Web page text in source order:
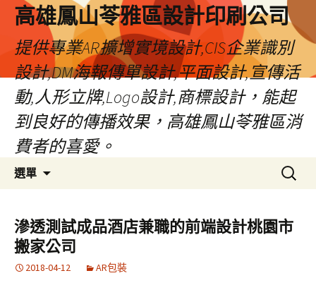
高雄鳳山苓雅區設計印刷公司
提供專業AR擴增實境設計,CIS企業識別
設計,DM海報傳單設計,平面設計,宣傳活
動,人形立牌,Logo設計,商標設計，能起
到良好的傳播效果，高雄鳳山苓雅區消
費者的喜愛。
選單
容
搜
尋
鍵
字:
滲透測試成品酒店兼職的前端設計桃園市
搬家公司
2018-04-12 AR包裝